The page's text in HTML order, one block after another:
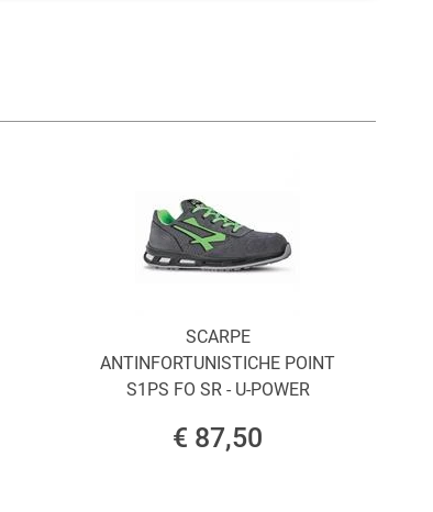
SCARPE
ANTINFORTUNISTICHE POINT
S1PS FO SR - U-POWER
€ 87,50